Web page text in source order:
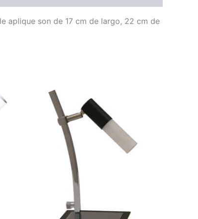
aplique son de 17 cm de largo, 22 cm de